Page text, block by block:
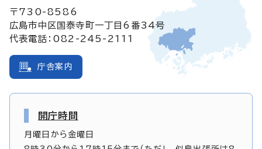
〒730-8586
広島市中区国泰寺町一丁目6番34号
代表電話：082-245-2111
庁舎案内
開庁時間
月曜日から金曜日